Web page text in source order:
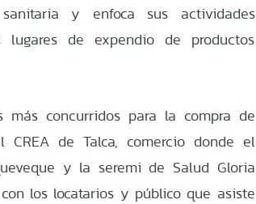
y enfoca sus actividades
de expendio de productos
concurridos para la compra de
de Talca, comercio donde el
y la seremi de Salud Gloria
los locatarios y público que asiste